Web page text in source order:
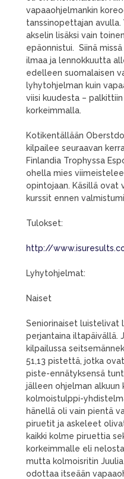
vapaaohjelmankin
tanssinopettajan avulla.
akselin lisäksi vain
epäonnistui. Siinä
ilmaa ja lennokkuutta
edelleen suomalaisen
lyhytohjelman kuin
viisi kuudesta –
korkeimmalla.
Kotikentällään
kilpailee seuraavan
Finlandia Trophyssa
ohella mies
opintojaan. Käsillä ovat
kurssit ennen
Tulokset:
http://
Lyhytohjelmat:
Naiset
Seniorinaiset luistelivat
perjantaina iltapäivällä.
kilpailussa
51,13 pistettä, jotka
piste-ennätyksensä
jälleen ohjelman alkuun
kolmoistulppi-
hänellä oli vain pientä
piruetit ja askeleet
kaikki kolme piruettia
korkeimmalle eli
mutta kolmoisritin
odottaa itseään